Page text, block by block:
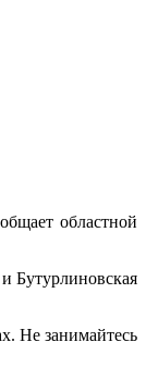
областной
Бутурлиновская
Не занимайтесь